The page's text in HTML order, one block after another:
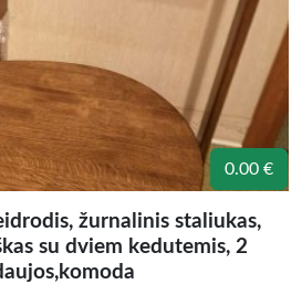
0.00 €
žurnalinis staliukas,
su dviem kedutemis, 2